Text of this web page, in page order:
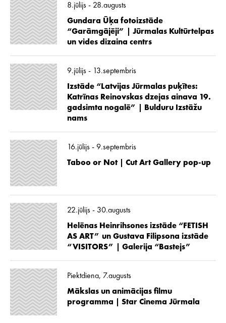
8.jūlijs - 28.augusts
Gundara Ūķa fotoizstāde
“Garāmgājēji” | Jūrmalas Kultūrtelpas
un vides dizaina centrs
9.jūlijs - 13.septembris
Izstāde “Latvijas Jūrmalas puķītes:
Katrīnas Reinovskas dzejas ainava 19.
gadsimta nogalē” | Bulduru Izstāžu
nams
16.jūlijs - 9.septembris
Taboo or Not | Cut Art Gallery pop-up
22.jūlijs - 30.augusts
Helēnas Heinrihsones izstāde “FETISH
AS ART” un Gustava Filipsona izstāde
“VISITORS” | Galerija “Bastejs”
Piektdiena, 7.augusts
Mākslas un animācijas filmu
programma | Star Cinema Jūrmala